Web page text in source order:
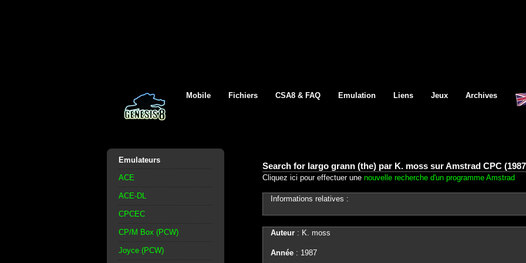
Mobile Fichiers CSA8 & FAQ Emulation Liens Jeux Archives
Emulateurs
ACE
ACE-DL
CPCEC
CP/M Box (PCW)
Joyce (PCW)
Search for largo grann (the) par K. moss sur Amstrad CPC
Cliquez ici pour effectuer une nouvelle recherche d'un programme Amstrad
Informations relatives :
Auteur: K. moss
Année: 1987